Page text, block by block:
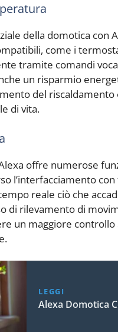
della domotica con
come i
tramite comandi
un risparmio
del
di vita.
offre numerose
l’interfacciamento
reale ciò che
di rilevamento di
un maggiore
LEGGI
Alexa Domotica